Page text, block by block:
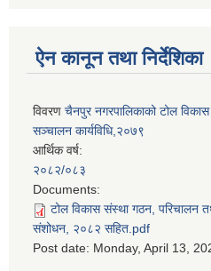
ऐन कानून तथा निर्देशिका
विवरण चैनपुर नगरपालिकाको टोल
सञ्चालन कार्यविधि,२०७९
आर्थिक वर्ष:
२०८२/०८३
Documents:
टोल विकास संस्था गठन, परिचालन
संशोधन, २०८२ सहित.pdf
Post date: Monday, April 13,